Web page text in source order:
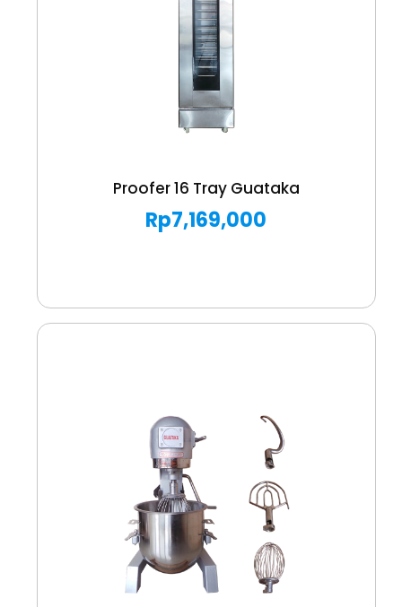
Proofer 16 Tray Guataka
Rp7,169,000